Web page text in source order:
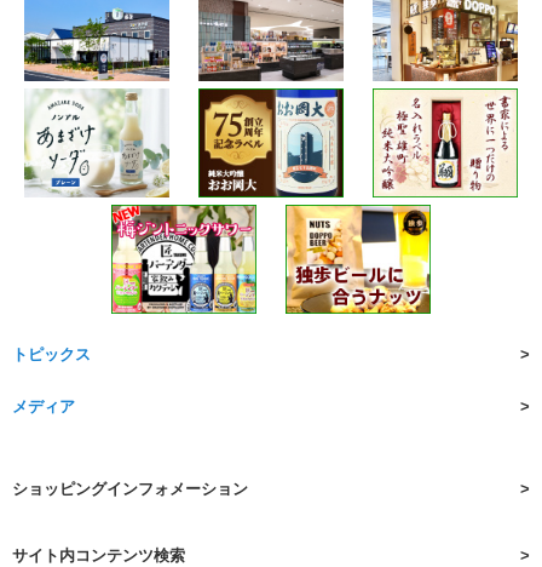
トピックス
メディア
ショッピングインフォメーション
サイト内コンテンツ検索